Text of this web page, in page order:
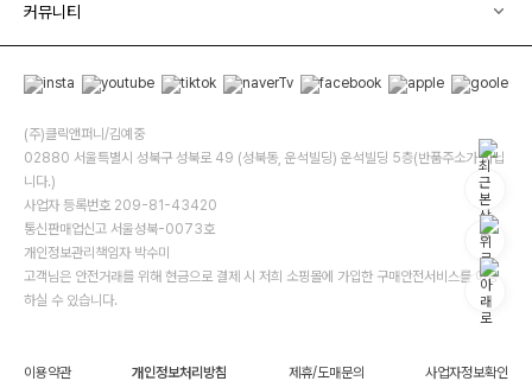
커뮤니티
(주)클릭앤퍼니/김예중
02880 서울특별시 성북구 성북로 49 (성북동, 운석빌딩) 운석빌딩 5층(반품주소가 아닙
니다.)
사업자 등록번호 209-81-43420
통신판매업신고 서울성북-0073호
개인정보관리책임자 박수미
고객님은 안전거래를 위해 현금으로 결제 시 저희 소핑몰에 가입한 구매안전서비스를 이용
하실 수 있습니다.
이용약관 개인정보처리방침 제휴/도매문의 사업자정보확인